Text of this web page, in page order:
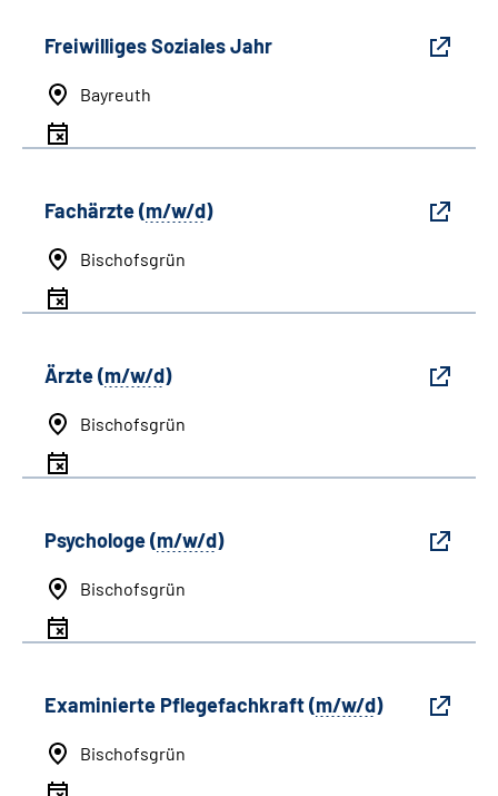
Freiwilliges Soziales Jahr
Bayreuth
Fachärzte (m/w/d)
Bischofsgrün
Ärzte (m/w/d)
Bischofsgrün
Psychologe (m/w/d)
Bischofsgrün
Examinierte Pflegefachkraft (m/w/d)
Bischofsgrün